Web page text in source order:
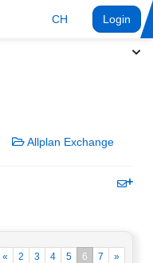
CH Login
Allplan Exchange
« 2 3 4 5 6 7 »